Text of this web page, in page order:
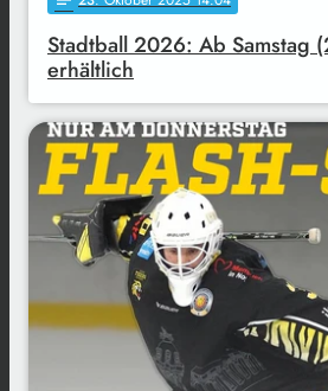
Stadtball 2026: Ab Samstag
erhältlich